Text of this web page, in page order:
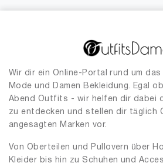
Wir dir ein Online-Portal rund um das
Mode und Damen Bekleidung. Egal
Abend Outfits - wir helfen dir dabei
zu entdecken und stellen dir täglich
angesagten Marken vor.
Von Oberteilen und Pullovern über
Kleider bis hin zu Schuhen und